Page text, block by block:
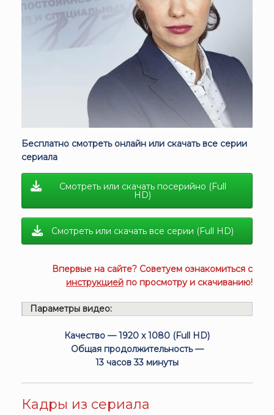
Бесплатно смотреть онлайн или скачать все серии
сериала
Смотреть или скачать посерийно (Full
HD)
Смотреть или скачать все серии (Full HD)
Впервые на сайте? Советуем ознакомиться с
инструкцией по просмотру и скачиванию!
Параметры видео:
Качество — 1920 x 1080 (Full HD)
Общая продолжительность —
13 часов 33 минуты
Кадры из сериала